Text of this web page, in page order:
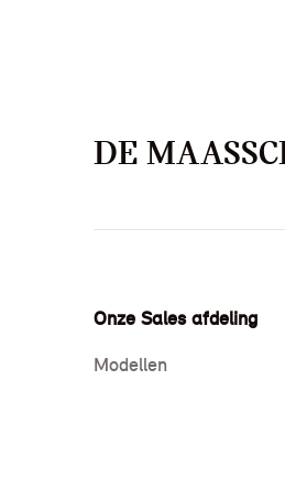
DE
Onze Sales afdeling
Modellen